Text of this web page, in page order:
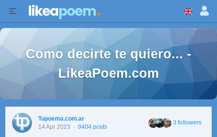
Como decirte te quiero... -
LikeaPoem.com
Tupoema.com.ar
14 Apr 2023 · 9404 posts
3 followers